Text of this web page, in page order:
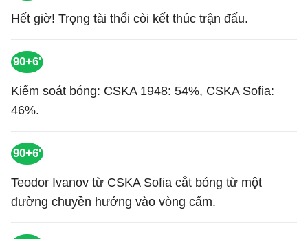
Hết giờ! Trọng tài thổi còi kết thúc trận đấu.
90+6'
Kiểm soát bóng: CSKA 1948: 54%, CSKA Sofia:
46%.
90+6'
Teodor Ivanov từ CSKA Sofia cắt bóng từ một
đường chuyền hướng vào vòng cấm.